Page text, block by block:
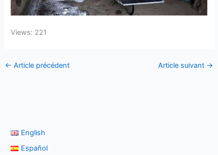
Views: 221
← Article précédent Article suivant →
English
Español